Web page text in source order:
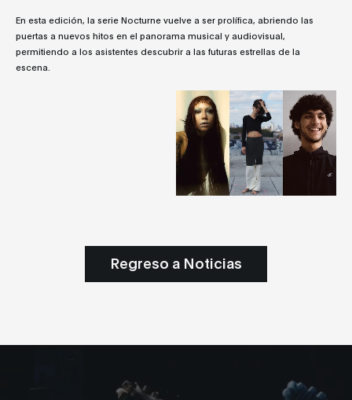
En esta edición, la serie Nocturne vuelve a ser prolífica, abriendo las
puertas a nuevos hitos en el panorama musical y audiovisual,
permitiendo a los asistentes descubrir a las futuras estrellas de la
escena.
Regreso a Noticias